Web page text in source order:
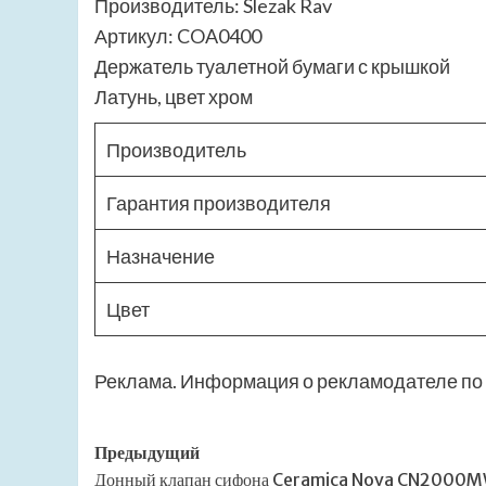
Производитель: Slezak Rav
Артикул: COA0400
Держатель туалетной бумаги с крышкой
Латунь, цвет хром
Производитель
Гарантия производителя
Назначение
Цвет
Реклама. Информация о рекламодателе по
Навигация
Предыдущий
Донный клапан сифона Ceramica Nova